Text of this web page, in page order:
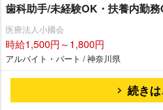
歯科助手/未経験OK・扶養内勤
医療法人小國会
時給1,500円～1,800円
アルバイト・パート / 神奈川県
続き